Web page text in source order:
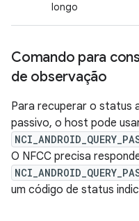
longo
Comando para
de observação
Para recuperar o status
passivo, o host pode
O NFCC precisa
um código de status